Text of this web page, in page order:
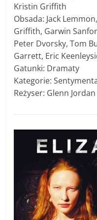
Kristin Griffith
Obsada: Jack
Griffith, Garwin
Peter Dvorsky, Tom
Garrett, Eric
Gatunki: Dramaty
Kategorie:
Reżyser: Glenn Jordan